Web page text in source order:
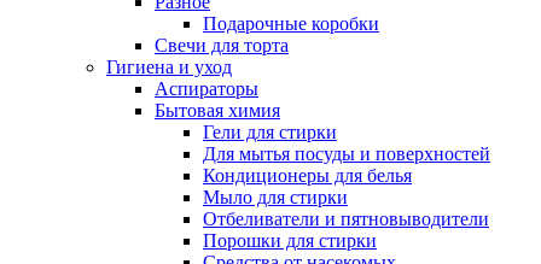
Подарочные коробки
Свечи для торта
Гигиена и уход
Аспираторы
Бытовая химия
Гели для стирки
Для мытья посуды и поверхностей
Кондиционеры для белья
Мыло для стирки
Отбеливатели и пятновыводители
Порошки для стирки